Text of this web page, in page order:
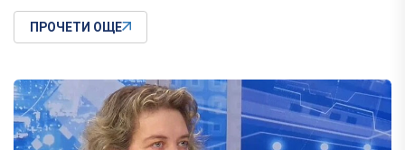
ПРОЧЕТИ ОЩЕ